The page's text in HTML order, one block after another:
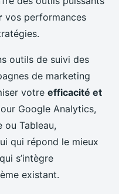
vos performances
outils de suivi des
de marketing
votre efficacité et
Google Analytics,
ou Tableau,
qui répond le mieux
s’intègre
existant.